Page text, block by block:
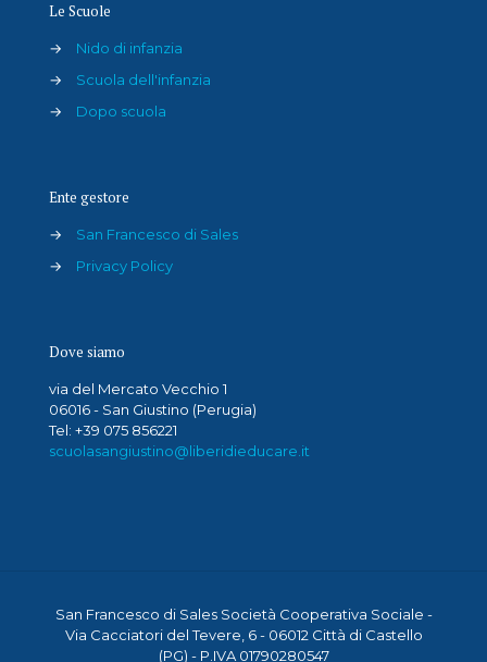
Le Scuole
→
Nido di infanzia
→
Scuola dell'infanzia
→
Dopo scuola
Ente gestore
→
San Francesco di Sales
→
Privacy Policy
Dove siamo
via del Mercato Vecchio 1
06016 - San Giustino (Perugia)
Tel: +39 075 856221
scuolasangiustino@liberidieducare.it
San Francesco di Sales Società Cooperativa Sociale -
Via Cacciatori del Tevere, 6 - 06012 Città di Castello
(PG) - P.IVA 01790280547